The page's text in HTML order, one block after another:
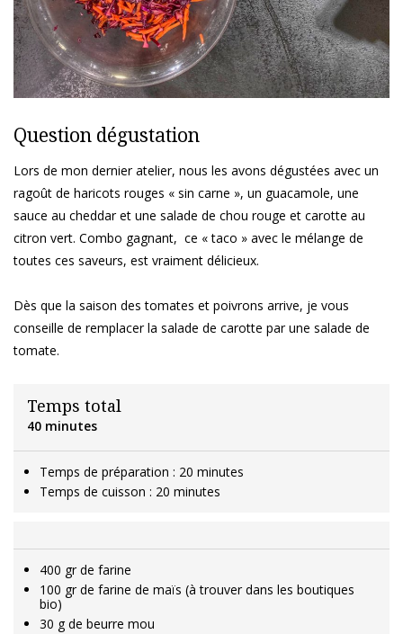
Question dégustation
Lors de mon dernier atelier, nous les avons dégustées avec un
ragoût de haricots rouges « sin carne », un guacamole, une
sauce au cheddar et une salade de chou rouge et carotte au
citron vert. Combo gagnant, ce « taco » avec le mélange de
toutes ces saveurs, est vraiment délicieux.
Dès que la saison des tomates et poivrons arrive, je vous
conseille de remplacer la salade de carotte par une salade de
tomate.
Temps total
40 minutes
Temps de préparation : 20 minutes
Temps de cuisson : 20 minutes
400 gr de farine
100 gr de farine de maïs (à trouver dans les boutiques
bio)
30 g de beurre mou